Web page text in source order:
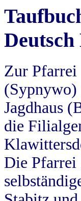
Zur Pfarrei
(Sypnywo)
Jagdhaus
die
Die Pfarrei